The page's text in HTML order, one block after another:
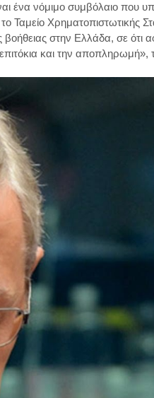
ένα νόμιμο συμβόλαιο που
Ταμείο Χρηματοπιστωτικής
βοήθειας στην Ελλάδα, σε ότι
επιτόκια και την αποπληρωμή»,